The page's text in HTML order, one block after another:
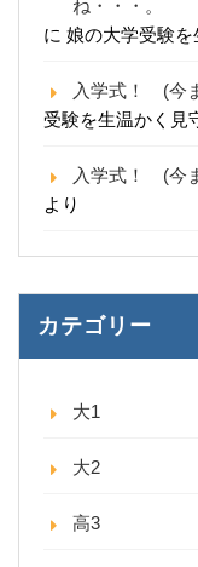
ね・・・。
に 娘の大学受験
入学式！ (今
受験を生温かく見
入学式！ (今
より
カテゴリー
大1
大2
高3